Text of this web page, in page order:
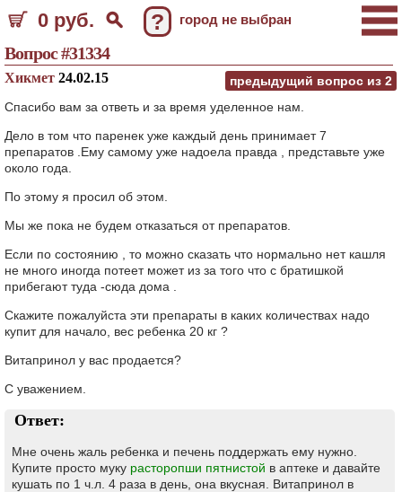
0 руб. ? город не выбран
Вопрос #31334
предыдущий вопрос из 2
Хикмет 24.02.15
Спасибо вам за ответь и за время уделенное нам.
Дело в том что паренек уже каждый день принимает 7
препаратов .Ему самому уже надоела правда , представьте уже
около года.
По этому я просил об этом.
Мы же пока не будем отказаться от препаратов.
Если по состоянию , то можно сказать что нормально нет кашля
не много иногда потеет может из за того что с братишкой
прибегают туда -сюда дома .
Скажите пожалуйста эти препараты в каких количествах надо
купит для начало, вес ребенка 20 кг ?
Витапринол у вас продается?
С уважением.
Ответ:
Мне очень жаль ребенка и печень поддержать ему нужно.
Купите просто муку расторопши пятнистой в аптеке и давайте
кушать по 1 ч.л. 4 раза в день, она вкусная. Витапринол в